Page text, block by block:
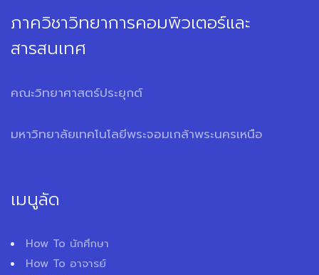
ภาควิชาวิทยาการคอมพิวเตอร์และ
สารสนเทศ
คณะวิทยาศาสตร์ประยุกต์
มหาวิทยาลัยเทคโนโลยีพระจอมเกล้าพระนครเหนือ
เมนูลัด
How To นักศึกษา
How To อาจารย์